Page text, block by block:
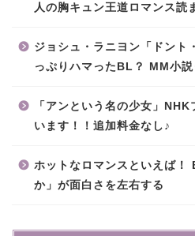
人の胸キュン王道ロマンス読
ジョシュ・ラニヨン「ドント
っぷりハマったBL？ MM小
「アンという名の少女」
います！！追加料金なし♪
ホットなロマンスといえば！
か」が面白さを左右する